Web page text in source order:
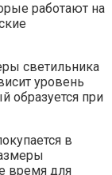
работают на
светильника
уровень
образуется при
в
время для